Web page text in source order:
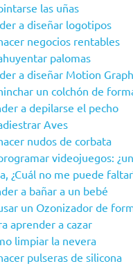
las uñas
a diseñar logotipos
negocios rentables
palomas
a diseñar Motion
un colchón de
a depilarse el pecho
Aves
nudos de corbata
videojuegos:
¿Cuál no me puede
a bañar a un bebé
un Ozonizador de
aprender a cazar
limpiar la nevera
pulseras de silicona